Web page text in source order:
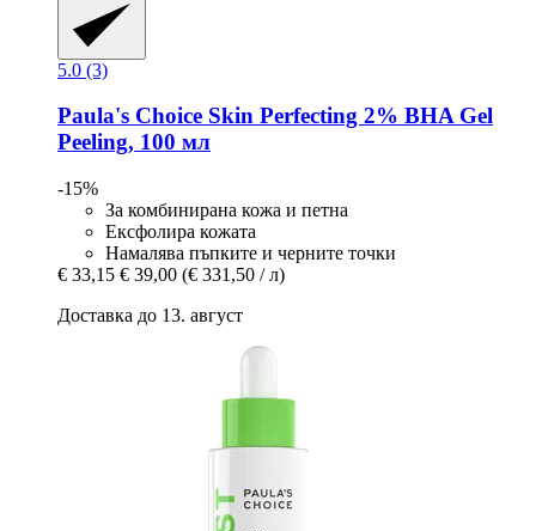
5.0 (3)
Paula's Choice Skin Perfecting 2% BHA Gel
Peeling, 100 мл
-15%
За комбинирана кожа и петна
Ексфолира кожата
Намалява пъпките и черните точки
€ 33,15 € 39,00 (€ 331,50 / л)
Доставка до 13. август